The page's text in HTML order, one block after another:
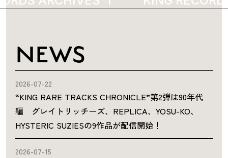
NEWS
2026-07-22
“KING RARE TRACKS CHRONICLE”第2弾は90年代
編 グレイトリッチーズ、REPLICA、YOSU-KO、
HYSTERIC SUZIESの9作品が配信開始！
2026-07-15